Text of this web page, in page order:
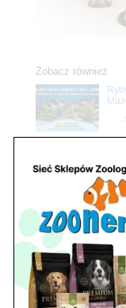
Zobacz również
z